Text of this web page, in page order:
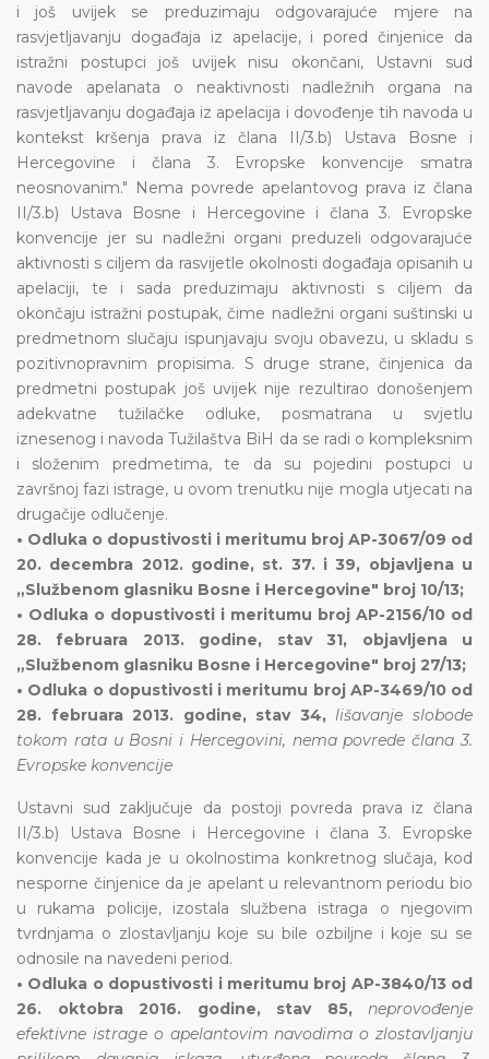
i još uvijek se preduzimaju odgovarajuće mjere na
rasvjetljavanju događaja iz apelacije, i pored činjenice da
istražni postupci još uvijek nisu okončani, Ustavni sud
navode apelanata o neaktivnosti nadležnih organa na
rasvjetljavanju događaja iz apelacija i dovođenje tih navoda u
kontekst kršenja prava iz člana II/3.b) Ustava Bosne i
Hercegovine i člana 3. Evropske konvencije smatra
neosnovanim." Nema povrede apelantovog prava iz člana
II/3.b) Ustava Bosne i Hercegovine i člana 3. Evropske
konvencije jer su nadležni organi preduzeli odgovarajuće
aktivnosti s ciljem da rasvijetle okolnosti događaja opisanih u
apelaciji, te i sada preduzimaju aktivnosti s ciljem da
okončaju istražni postupak, čime nadležni organi suštinski u
predmetnom slučaju ispunjavaju svoju obavezu, u skladu s
pozitivnopravnim propisima. S druge strane, činjenica da
predmetni postupak još uvijek nije rezultirao donošenjem
adekvatne tužilačke odluke, posmatrana u svjetlu
iznesenog i navoda Tužilaštva BiH da se radi o kompleksnim
i složenim predmetima, te da su pojedini postupci u
završnoj fazi istrage, u ovom trenutku nije mogla utjecati na
drugačije odlučenje.
• Odluka o dopustivosti i meritumu broj AP-3067/09 od
20. decembra 2012. godine, st. 37. i 39, objavljena u
„Službenom glasniku Bosne i Hercegovine" broj 10/13;
• Odluka o dopustivosti i meritumu broj AP-2156/10 od
28. februara 2013. godine, stav 31, objavljena u
„Službenom glasniku Bosne i Hercegovine" broj 27/13;
• Odluka o dopustivosti i meritumu broj AP-3469/10 od
28. februara 2013. godine, stav 34,lišavanje slobode
tokom rata u Bosni i Hercegovini, nema povrede člana 3.
Evropske konvencije
Ustavni sud zaključuje da postoji povreda prava iz člana
II/3.b) Ustava Bosne i Hercegovine i člana 3. Evropske
konvencije kada je u okolnostima konkretnog slučaja, kod
nesporne činjenice da je apelant u relevantnom periodu bio
u rukama policije, izostala službena istraga o njegovim
tvrdnjama o zlostavljanju koje su bile ozbiljne i koje su se
odnosile na navedeni period.
• Odluka o dopustivosti i meritumu broj AP-3840/13 od
26. oktobra 2016. godine, stav 85, neprovođenje
efektivne istrage o apelantovim navodima o zlostavljanju